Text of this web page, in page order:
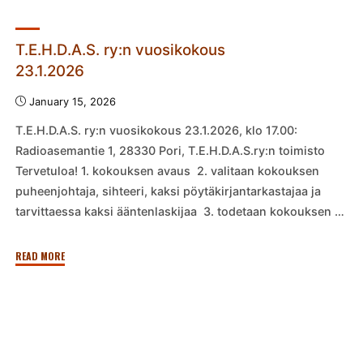
T.E.H.D.A.S. ry:n vuosikokous
23.1.2026
January 15, 2026
T.E.H.D.A.S. ry:n vuosikokous 23.1.2026, klo 17.00:
Radioasemantie 1, 28330 Pori, T.E.H.D.A.S.ry:n toimisto
Tervetuloa! 1. kokouksen avaus 2. valitaan kokouksen
puheenjohtaja, sihteeri, kaksi pöytäkirjantarkastajaa ja
tarvittaessa kaksi ääntenlaskijaa 3. todetaan kokouksen …
READ MORE"T.E.H.D.A.S.